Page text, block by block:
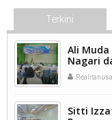
Terkini
Ali
Nagari
Barat.
Sitti